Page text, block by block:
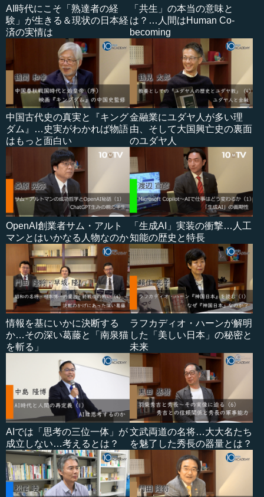
AI時代にこそ「熟達者の経
験」が生きる＆現状の日本経
済の実情は
「共生」の本当の意味と
は？…人間はHuman Co-
becoming
中国古代史の真実と『キング
ダム』…史実がわかれば物語
はもっと面白い
金融業にユダヤ人が多い理
由、そして大国興亡史の裏面
のユダヤ人
OpenAI創業者サム・アルト
マンとはいかなる人物なのか
「生成AI」実装の衝撃…人工
知能の歴史と特長
情報を基にいかに決断する
か…その深い葛藤と「南泉猫
を斬る」
ラフカディオ・ハーンが解明
した「美しい日本」の秘密と
未来
AIでは「思考の三位一体」が
成立しない…考えるとは？
文武両道の名将…大大名たち
を魅了した秀長の器量とは？